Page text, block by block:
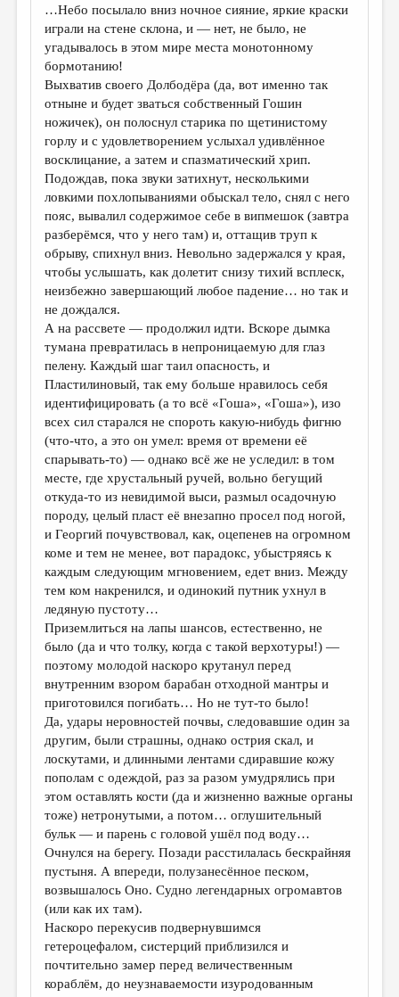
…Небо посылало вниз ночное сияние, яркие краски
играли на стене склона, и — нет, не было, не
угадывалось в этом мире места монотонному
бормотанию!
Выхватив своего Долбодёра (да, вот именно так
отныне и будет зваться собственный Гошин
ножичек), он полоснул старика по щетинистому
горлу и с удовлетворением услыхал удивлённое
восклицание, а затем и спазматический хрип.
Подождав, пока звуки затихнут, несколькими
ловкими похлопываниями обыскал тело, снял с него
пояс, вывалил содержимое себе в випмешок (завтра
разберёмся, что у него там) и, оттащив труп к
обрыву, спихнул вниз. Невольно задержался у края,
чтобы услышать, как долетит снизу тихий всплеск,
неизбежно завершающий любое падение… но так и
не дождался.
А на рассвете — продолжил идти. Вскоре дымка
тумана превратилась в непроницаемую для глаз
пелену. Каждый шаг таил опасность, и
Пластилиновый, так ему больше нравилось себя
идентифицировать (а то всё «Гоша», «Гоша»), изо
всех сил старался не спороть какую-нибудь фигню
(что-что, а это он умел: время от времени её
спарывать-то) — однако всё же не уследил: в том
месте, где хрустальный ручей, вольно бегущий
откуда-то из невидимой выси, размыл осадочную
породу, целый пласт её внезапно просел под ногой,
и Георгий почувствовал, как, оцепенев на огромном
коме и тем не менее, вот парадокс, убыстряясь к
каждым следующим мгновением, едет вниз. Между
тем ком накренился, и одинокий путник ухнул в
ледяную пустоту…
Приземлиться на лапы шансов, естественно, не
было (да и что толку, когда с такой верхотуры!) —
поэтому молодой наскоро крутанул перед
внутренним взором барабан отходной мантры и
приготовился погибать… Но не тут-то было!
Да, удары неровностей почвы, следовавшие один за
другим, были страшны, однако острия скал, и
лоскутами, и длинными лентами сдиравшие кожу
пополам с одеждой, раз за разом умудрялись при
этом оставлять кости (да и жизненно важные органы
тоже) нетронутыми, а потом… оглушительный
бульк — и парень с головой ушёл под воду…
Очнулся на берегу. Позади расстилалась бескрайняя
пустыня. А впереди, полузанесённое песком,
возвышалось Оно. Судно легендарных огромавтов
(или как их там).
Наскоро перекусив подвернувшимся
гетероцефалом, систерций приблизился и
почтительно замер перед величественным
кораблём, до неузнаваемости изуродованным